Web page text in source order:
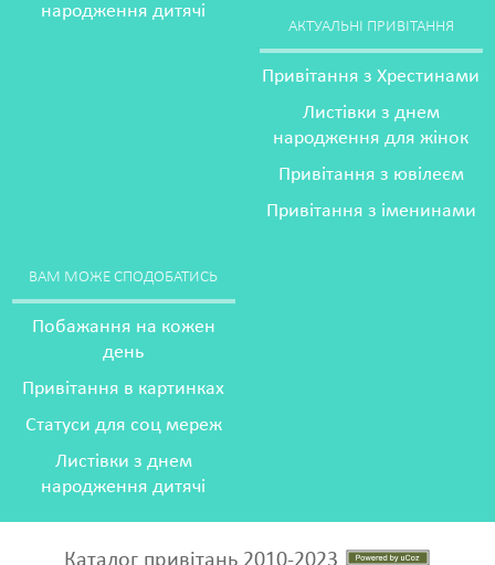
народження дитячі
АКТУАЛЬНІ ПРИВІТАННЯ
Привітання з Хрестинами
Листівки з днем
народження для жінок
Привітання з ювілеєм
Привітання з іменинами
ВАМ МОЖЕ СПОДОБАТИСЬ
Побажання на кожен
день
Привітання в картинках
Статуси для соц мереж
Листівки з днем
народження дитячі
Каталог привітань 2010-2023